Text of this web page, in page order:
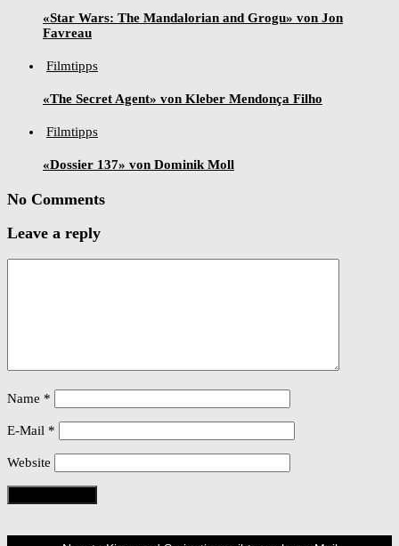
«Star Wars: The Mandalorian and Grogu» von Jon
Favreau
Filmtipps
«The Secret Agent» von Kleber Mendonça Filho
Filmtipps
«Dossier 137» von Dominik Moll
No Comments
Leave a reply
Name *
E-Mail *
Website